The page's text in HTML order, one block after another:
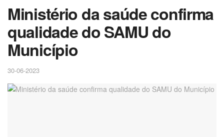
Ministério da saúde confirma
qualidade do SAMU do
Município
30-06-2023